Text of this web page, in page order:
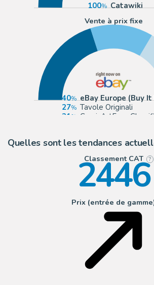
100
Catawiki
Vente à prix fixe
40
eBay Europe (Buy It
27
Tavole Originali
21
ComicArtFans
Quelles sont les tendances
Classement CAT ?
2446
Prix (entrée de